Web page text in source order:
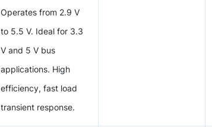
Operates from 2.9 V
to 5.5 V. Ideal for 3.3
V and 5 V bus
applications. High
efficiency, fast load
transient response.